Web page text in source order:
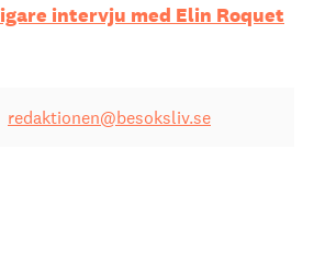
intervju med Elin Roquet
redaktionen@besoksliv.se